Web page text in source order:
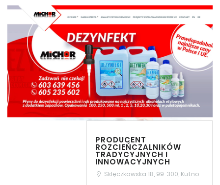
PRODUCENT
ROZCIEŃCZALNIKÓW
TRADYCYJNYCH I
INNOWACYJNYCH
Sklęczkowska 18, 99-300, Kutno